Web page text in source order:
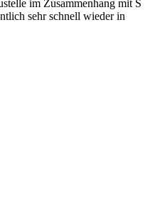
im Zusammenhang mit S
sehr schnell wieder in